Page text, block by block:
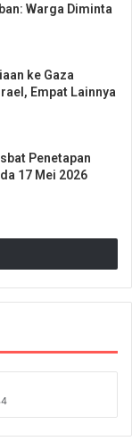
Warga Diminta
ke Gaza
Empat Lainnya
Penetapan
17 Mei 2026